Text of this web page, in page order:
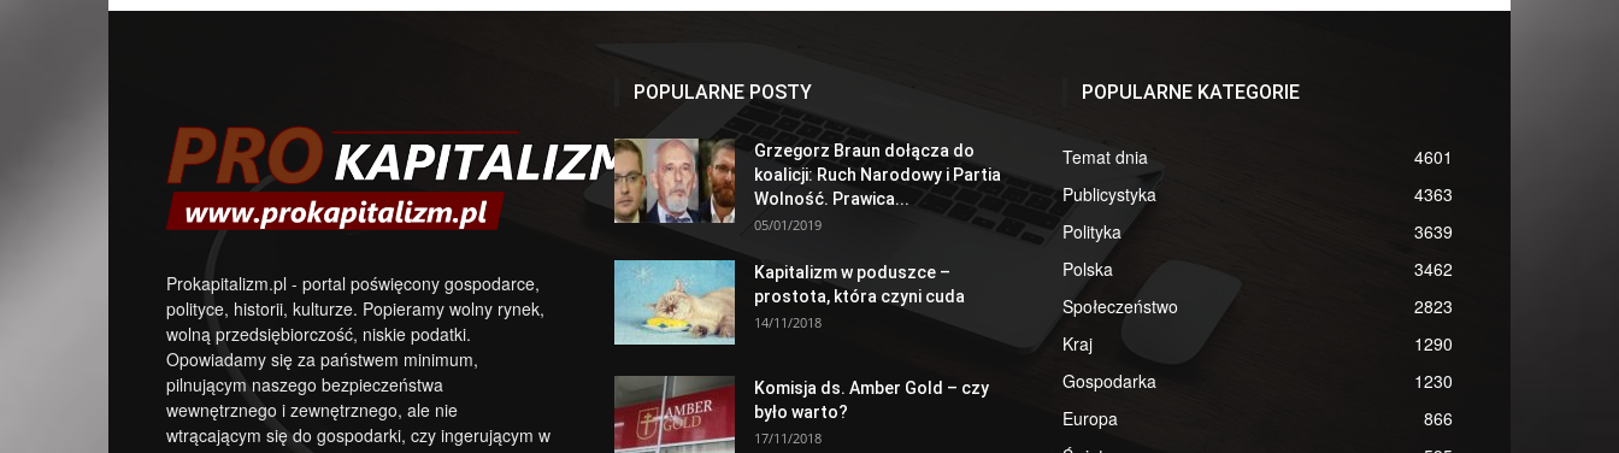
Prokapitalizm.pl - portal poświęcony gospodarce,
polityce, historii, kulturze. Popieramy wolny rynek,
wolną przedsiębiorczość, niskie podatki.
Opowiadamy się za państwem minimum,
pilnującym naszego bezpieczeństwa
wewnętrznego i zewnętrznego, ale nie
wtrącającym się do gospodarki, czy ingerującym w
POPULARNE POSTY
Grzegorz Braun dołącza do
koalicji: Ruch Narodowy i Partia
Wolność. Prawica...
05/01/2019
Kapitalizm w poduszce –
prostota, która czyni cuda
14/11/2018
Komisja ds. Amber Gold – czy
było warto?
17/11/2018
POPULARNE KATEGORIE
Temat dnia
4601
Publicystyka
4363
Polityka
3639
Polska
3462
Społeczeństwo
2823
Kraj
1290
Gospodarka
1230
Europa
866